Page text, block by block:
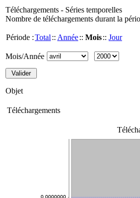
Téléchargements - Séries temporelles
Nombre de téléchargements durant la
Période :Total :: Année:: Mois:: Jour
Mois/Année
Objet
Téléchargements